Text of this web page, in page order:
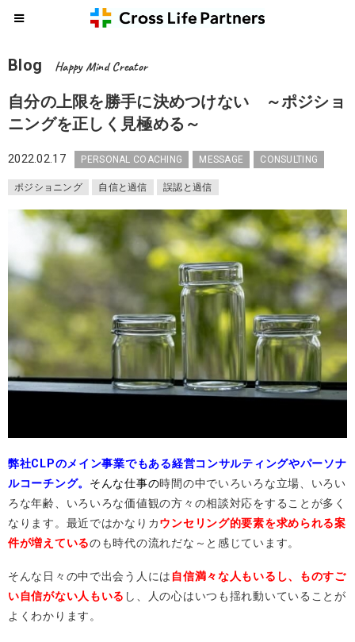
Blog Happy Mind Creator
自分の上限を勝手に決めつけない ～ポジショ
ニングを正しく見極める～
2022.02.17 PERSONAL COACHING MESSAGE CONSULTING
ポジショニング 自信と過信 誤認と過信
弊社CLPのメイン事業でもある経営コンサルティングやパーソナ
ルコーチング。 そんな仕事の時間の中でいろいろな立場、いろい
ろな年齢、いろいろな価値観の方々の相談対応をすることが多く
なります。最近ではかなりカウンセリング的要素を求められる案
件が増えているのも時代の流れだな～と感じています。
そんな日々の中で出会う人には 自信満々な人もいるし、ものすご
い自信がない人もいる し、人の心はいつも揺れ動いていることが
よくわかります。